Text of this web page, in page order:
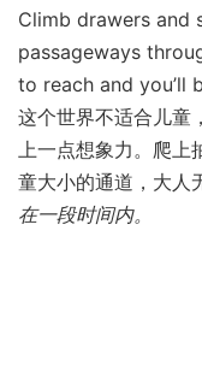
Climb drawers and
passageways
to reach and you’ll
这个世界不适合儿童
上一点想象力。爬
童大小的通道，大人
在一段时间内。